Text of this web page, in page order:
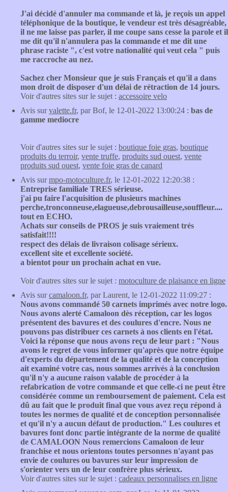
J'ai décidé d'annuler ma commande et là, je reçois un appel
téléphonique de la boutique, le vendeur est très désagréable,
il ne me laisse pas parler, il me coupe sans cesse la parole et il
me dit qu'il n'annulera pas la commande et me dit une
phrase raciste ", c'est votre nationalité qui veut cela " puis
me raccroche au nez.
Sachez cher Monsieur que je suis Français et qu'il a dans
mon droit de disposer d'un délai de rétraction de 14 jours.
Voir d'autres sites sur le sujet : accessoire velo
Avis survalette.fr, par Bof, le 12-01-2022 13:00:24 : bas de
gamme mediocre
Voir d'autres sites sur le sujet : boutique foie gras, boutique
produits du terroir, vente truffe, produits sud ouest, vente
produits sud ouest, vente foie gras de canard
Avis surmpo-motoculture.fr, le 12-01-2022 12:20:38 :
Entreprise familiale TRES sérieuse.
j'ai pu faire l'acquisition de plusieurs machines
perche,tronconneuse,elagueuse,debrousailleuse,souffleur....
tout en ECHO.
Achats sur conseils de PROS je suis vraiement trés
satisfait!!!!
respect des délais de livraison colisage sérieux.
excellent site et excellente société.
a bientot pour un prochain achat en vue.
Voir d'autres sites sur le sujet : motoculture de plaisance en ligne
Avis surcamaloon.fr, par Laurent, le 12-01-2022 11:09:27 :
Nous avons commandé 50 carnets imprimés avec notre logo.
Nous avons alerté Camaloon dès réception, car les logos
présentent des bavures et des coulures d'encre. Nous ne
pouvons pas distribuer ces carnets à nos clients en l'état.
Voici la réponse que nous avons reçu de leur part : "Nous
avons le regret de vous informer qu'après que notre équipe
d'experts du département de la qualité et de la conception
ait examiné votre cas, nous sommes arrivés à la conclusion
qu'il n'y a aucune raison valable de procéder à la
refabrication de votre commande et que celle-ci ne peut être
considérée comme un remboursement de paiement. Cela est
dû au fait que le produit final que vous avez reçu répond à
toutes les normes de qualité et de conception personnalisée
et qu'il n'y a aucun défaut de production." Les coulures et
bavures font donc partie intégrante de la norme de qualité
de CAMALOON Nous remercions Camaloon de leur
franchise et nous orientons toutes personnes n'ayant pas
envie de coulures ou bavures sur leur impression de
s'orienter vers un de leur confrère plus sérieux.
Voir d'autres sites sur le sujet : cadeaux personnalises en ligne